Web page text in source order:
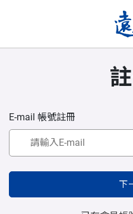
E-mail 帳號註冊
下